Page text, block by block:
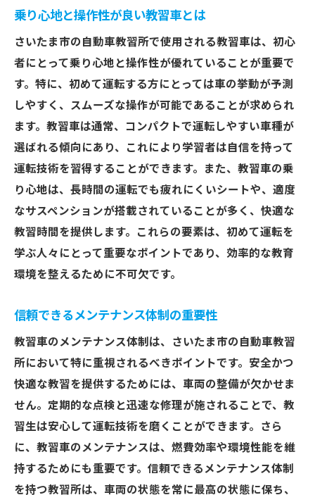
口コミで見つける理想の教習車
現役教習生が語る教習車の魅力
自分に合った教習所を見つけるためのヒン
ト
乗り心地と操作性が良い教習車とは
さいたま市の自動車教習所で使用される教習車は、初心
者にとって乗り心地と操作性が優れていることが重要で
す。特に、初めて運転する方にとっては車の挙動が予測
しやすく、スムーズな操作が可能であることが求められ
ます。教習車は通常、コンパクトで運転しやすい車種が
選ばれる傾向にあり、これにより学習者は自信を持って
運転技術を習得することができます。また、教習車の乗
り心地は、長時間の運転でも疲れにくいシートや、適度
なサスペンションが搭載されていることが多く、快適な
教習時間を提供します。これらの要素は、初めて運転を
学ぶ人々にとって重要なポイントであり、効率的な教育
環境を整えるために不可欠です。
信頼できるメンテナンス体制の重要性
教習車のメンテナンス体制は、さいたま市の自動車教習
所において特に重視されるべきポイントです。安全かつ
快適な教習を提供するためには、車両の整備が欠かせま
せん。定期的な点検と迅速な修理が施されることで、教
習生は安心して運転技術を磨くことができます。さら
に、教習車のメンテナンスは、燃費効率や環境性能を維
持するためにも重要です。信頼できるメンテナンス体制
を持つ教習所は、車両の状態を常に最高の状態に保ち、